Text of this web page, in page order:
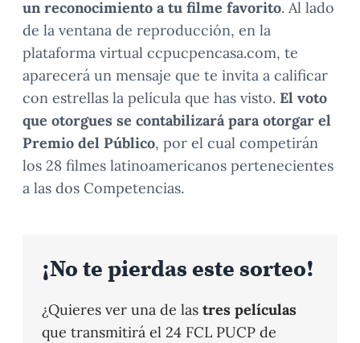
un reconocimiento a tu filme favorito. Al lado
de la ventana de reproducción, en la
plataforma virtual ccpucpencasa.com, te
aparecerá un mensaje que te invita a calificar
con estrellas la película que has visto. El voto
que otorgues se contabilizará para otorgar el
Premio del Público, por el cual competirán
los 28 filmes latinoamericanos pertenecientes
a las dos Competencias.
¡No te pierdas este sorteo!
¿Quieres ver una de las tres películas
que transmitirá el 24 FCL PUCP de